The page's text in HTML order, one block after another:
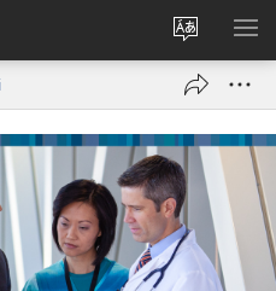
Pakeisti
svetainės
kalbą